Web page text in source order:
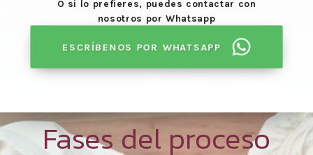
O si lo prefieres, puedes contactar con
nosotros por Whatsapp
ESCRÍBENOS POR WHATSAPP
Fases del proceso